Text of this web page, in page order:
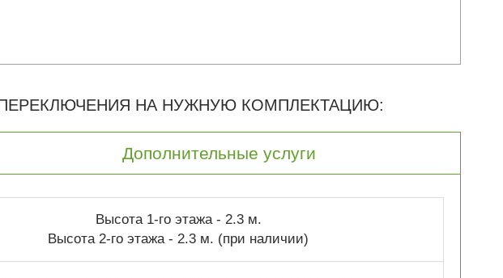
НА НУЖНУЮ КОМПЛЕКТАЦИЮ:
Дополнительные услуги
Высота 1-го этажа - 2.3 м.
Высота 2-го этажа - 2.3 м. (при наличии)